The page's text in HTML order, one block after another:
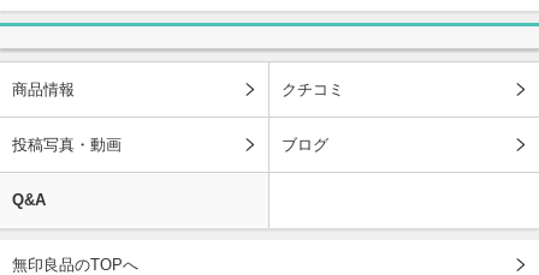
商品情報 クチコミ
投稿写真・動画 ブログ
Q&A
無印良品のTOPへ